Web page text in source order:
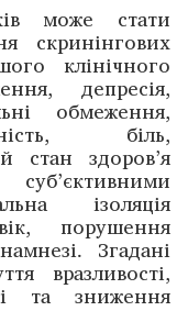
може стати
скринінгових
клінічного
депресія,
обмеження,
біль,
стан здоров’я
ізоляція
порушення
Згадані
вразливості,
та зниження